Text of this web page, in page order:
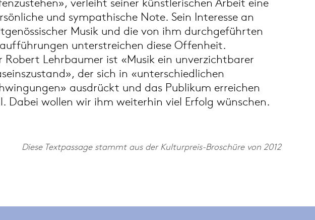
und sympathische Note. Sein Interesse an
Musik und die von ihm durchgeführten
unterstreichen diese Offenheit.
Robert Lehrbaumer ist «Musik ein unverzichtbarer
der sich in «unterschiedlichen
ausdrückt und das Publikum erreichen
Dabei wollen wir ihm weiterhin viel Erfolg wünschen.
Diese Textpassage stammt aus der Kulturpreis-Broschüre von 2012